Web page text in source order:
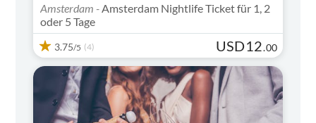
Amsterdam - Amsterdam Nightlife Ticket für 1, 2
oder 5 Tage
3.75/5 (4) USD12.00